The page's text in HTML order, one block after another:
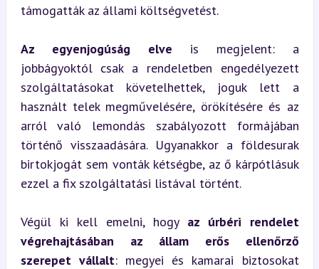
támogatták az állami költségvetést.
Az egyenjogúság elve is megjelent: a
jobbágyoktól csak a rendeletben engedélyezett
szolgáltatásokat követelhettek, joguk lett a
használt telek megművelésére, örökítésére és az
arról való lemondás szabályozott formájában
történő visszaadására. Ugyanakkor a földesurak
birtokjogát sem vonták kétségbe, az ő kárpótlásuk
ezzel a fix szolgáltatási listával történt.
Végül ki kell emelni, hogy az úrbéri rendelet
végrehajtásában az állam erős ellenőrző
szerepet vállalt: megyei és kamarai biztosokat